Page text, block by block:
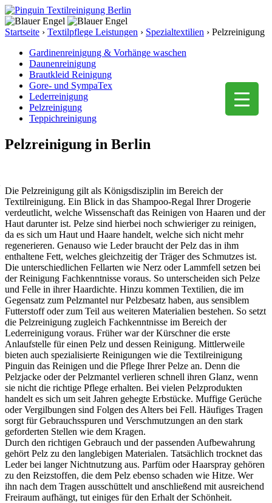
Startseite › Textilpflege Leistungen › Spezialtextilien › Pelzreinigung
Gardinenreinigung & Vorhänge waschen
Daunenreinigung
Brautkleid Reinigung
Gore- und SympaTex
Lederreinigung
Pelzreinigung
Teppichreinigung
Pelzreinigung in Berlin
Die Pelzreinigung gilt als Königsdisziplin im Bereich der
Textilreinigung. Ein Blick in das Shampoo-Regal Ihrer Drogerie
verdeutlicht, welche Wissenschaft das Reinigen von Haaren und der
Haut darunter ist. Pelze sind hierbei noch schwieriger zu reinigen,
da es sich um Haut und Haare handelt, welche sich nicht mehr
regenerieren. Genauso wie Leder braucht der Pelz das in ihm
enthaltene Fett, welches gleichzeitig der Träger des Schmutzes ist.
Die unterschiedlichen Fellarten wie Nerz oder Lammfell setzen bei
der Reinigung Fachkenntnisse voraus. So unterscheiden sich Pelze
und Felle in ihrer Haardichte. Hinzu kommen Textilien, die im
Gegensatz zum Pelzmantel nur Pelzbesatz haben, aus sensiblem
Futterstoff oder zum Teil aus weiteren Materialien bestehen. So setzt
die Pelzreinigung zugleich Fachkenntnisse im Bereich der
Lederreinigung voraus. Früher war der Kürschner die erste
Anlaufstelle für einen Pelz und dessen Reinigung. Mittlerweile
bieten auch spezialisierte Reinigungen wie die Textilreinigung
Pinguin das Reinigen und die Pflege Ihrer Pelze an. Denn die
Pelzjacke oder der Pelzmantel verlieren schnell ihren Glanz, wenn
sie nicht die richtige Pflege erhalten. Bei vielen Pelzprodukten
handelt es sich um seit Jahren gehegte Erbstücke. Muffige Gerüche
oder Vergilbungen sind Folgen des Alters bei Fell. Häufiges Tragen
sorgt für Gebrauchsspuren und Verschmutzungen an den stark
geforderten Stellen wie dem Kragen.
Durch den richtigen Gebrauch und der passenden Aufbewahrung
gehört Pelz zu den langlebigen Materialen. Tatsächlich trocknet das
Leder bei langer Nichtnutzung aus. Parfüm oder Haarspray gehören
zu den Reizstoffen, die dem Pelz ebenso schaden wie Hitze. Wer
ihn nach dem Tragen ausschüttelt und anschließend mit ausreichend
Freiraum aufhängt, tut einiges für den Erhalt der Schönheit.